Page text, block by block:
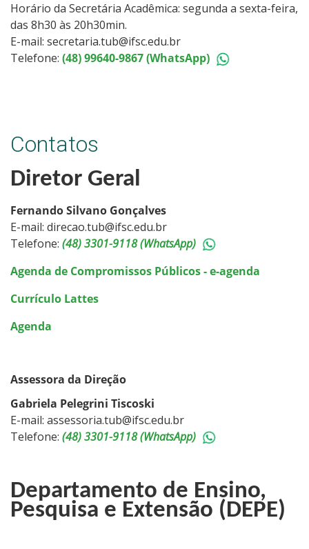
Horário da Secretária Acadêmica: segunda a sexta-feira,
das 8h30 às 20h30min.
E-mail: secretaria.tub@ifsc.edu.br
Telefone: (48) 99640-9867 (WhatsApp)
Contatos
Diretor Geral
Fernando Silvano Gonçalves
E-mail: direcao.tub@ifsc.edu.br
Telefone: (48) 3301-9118 (WhatsApp)
Agenda de Compromissos Públicos - e-agenda
Currículo Lattes
Agenda
Assessora da Direção
Gabriela Pelegrini Tiscoski
E-mail: assessoria.tub@ifsc.edu.br
Telefone: (48) 3301-9118 (WhatsApp)
Departamento de Ensino,
Pesquisa e Extensão (DEPE)